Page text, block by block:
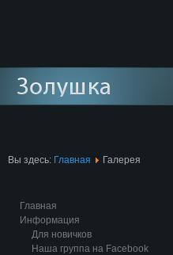
Вы здесь: Главная Галерея
Главная
Информация
Для новичков
Наша группа на Facebook